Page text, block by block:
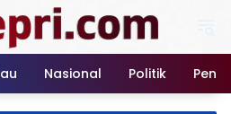
Nasional Politik